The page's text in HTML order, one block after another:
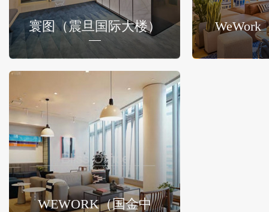
寰图（震旦国际大楼） WeWork
WEWORK（国金中